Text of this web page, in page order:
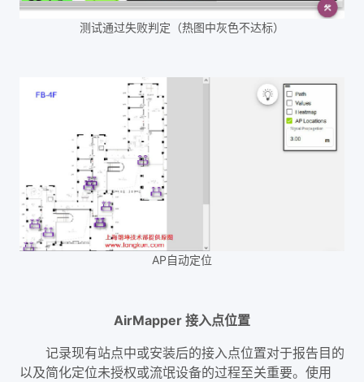
测试通过失败判定（热图中灰色不达标）
AP自动定位
AirMapper 接入点位置
记录现有站点中或安装后的接入点位置对于报告目的
以及简化定位未授权或流氓设备的过程至关重要。使用